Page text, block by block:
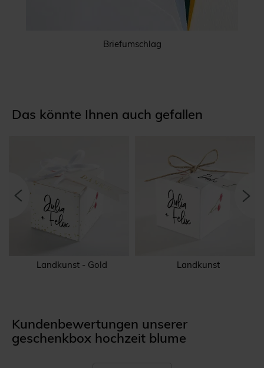
Briefumschlag
Das könnte Ihnen auch gefallen
Landkunst - Gold Landkunst
Kundenbewertungen unserer
geschenkbox hochzeit blume